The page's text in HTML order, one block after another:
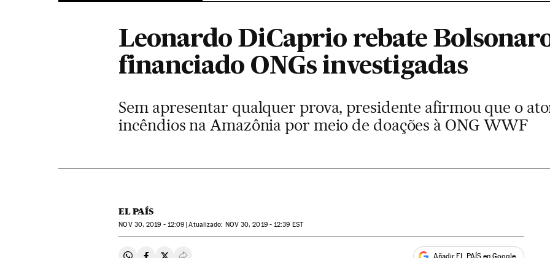
Leonardo DiCaprio rebate
financiado ONGs investigadas
Sem apresentar qualquer prova, presidente afirmou que o
incêndios na Amazônia por meio de doações à ONG WWF
EL PAÍS
NOV30, 2019 - 12:09 atualizado: NOV30, 2019 - 12:39 EST
Añadir EL PAÍS en Google